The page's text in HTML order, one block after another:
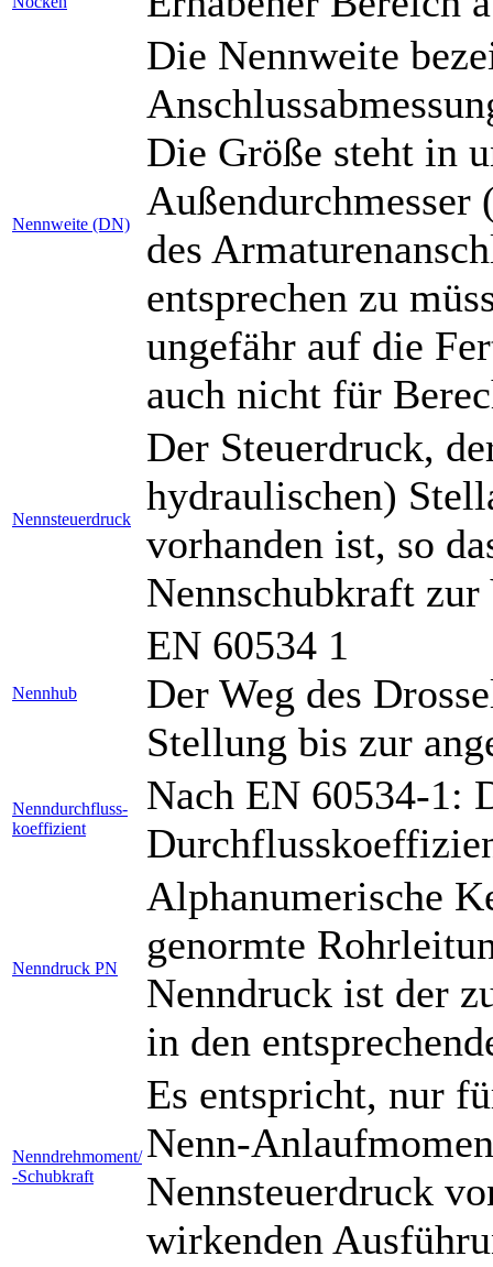
Nennweite (DN)
Die Nennweite
Die Größe steht in
des
entsprechen zu
ungefähr auf die
auch nicht für
Nennsteuerdruck
Der Steuerdruck,
hydraulischen)
vorhanden ist, so
Nennschubkraft
Nennhub
EN 60534 1
Der Weg des
Stellung bis zur
Nenndurchfluss-
koeffizient
Nach EN 60534-1:
Nenndruck PN
Alphanumerische
genormte
Nenndruck ist der
in den
Nenndrehmoment/
-Schubkraft
Es entspricht, nur
Nenn-
Nennsteuerdruck
wirkenden